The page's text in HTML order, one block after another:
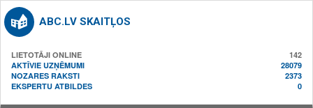
ABC.LV SKAITĻOS
LIETOTĀJI ONLINE
142
AKTĪVIE UZŅĒMUMI
28079
NOZARES RAKSTI
2373
EKSPERTU ATBILDES
0